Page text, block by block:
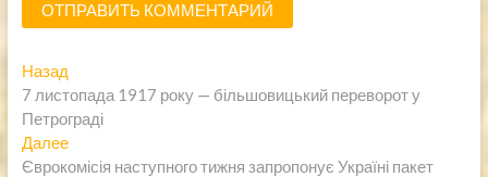
Навигация
по
записям
НазадПредыдущая
запись:
7 листопада 1917 року — більшовицький переворот у
Петрограді
ДалееСледующая
запись:
Єврокомісія наступного тижня запропонує Україні пакет